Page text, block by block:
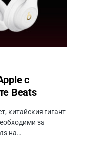
с
Beats
китайския гигант
за
на…